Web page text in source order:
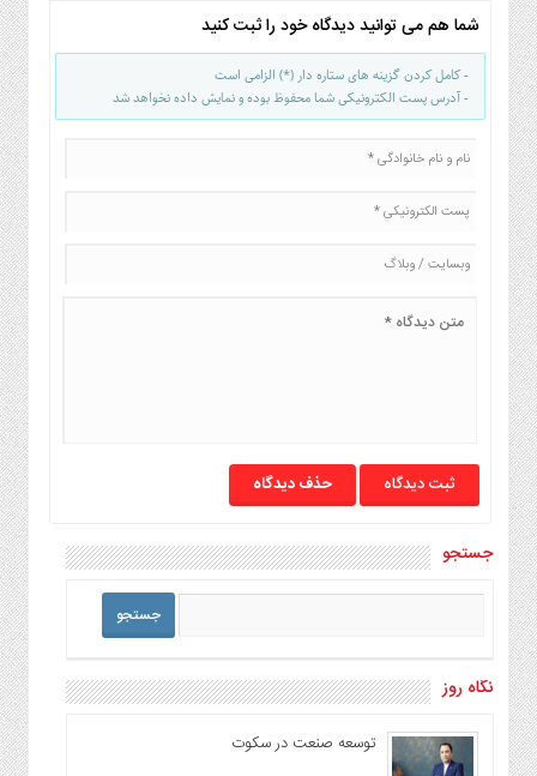
شما هم می توانید دیدگاه خود را ثبت کنید
- کامل کردن گزینه های ستاره دار (*) الزامی است
- آدرس پست الکترونیکی شما محفوظ بوده و نمایش داده نخواهد شد
حذف دیدگاه
جستجو
نگاه روز
توسعه صنعت در سکوت